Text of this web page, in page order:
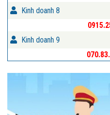
Kinh doanh 8
Kinh doanh 9